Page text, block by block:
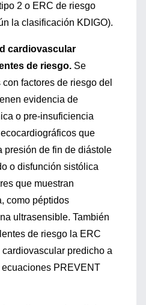
2 o ERC de riesgo
la clasificación KDIGO).
cardiovascular
de riesgo. Se
factores de riesgo del
evidencia de
o pre-insuficiencia
que
presión de fin de diástole
o disfunción sistólica
que muestran
como péptidos
ultrasensible. También
de riesgo la ERC
predicho a
PREVENT